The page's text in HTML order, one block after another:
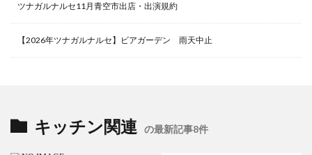
ツナガルナルセ11月青空市出店・出演規約
【2026年ツナガルナルセ】ビアガーデン 雨天中止
キッチン関連 の最新記事8件